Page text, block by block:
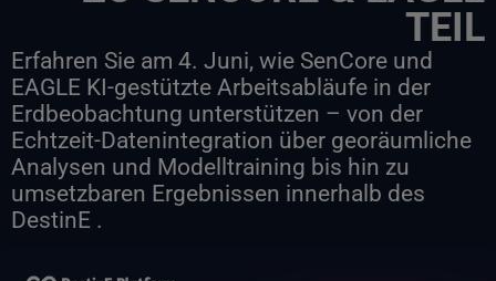
TEIL
Erfahren Sie am 4. Juni, wie SenCore und
EAGLE KI-gestützte Arbeitsabläufe in der
Erdbeobachtung unterstützen – von der
Echtzeit-Datenintegration über georäumliche
Analysen und Modelltraining bis hin zu
umsetzbaren Ergebnissen innerhalb des
DestinE .